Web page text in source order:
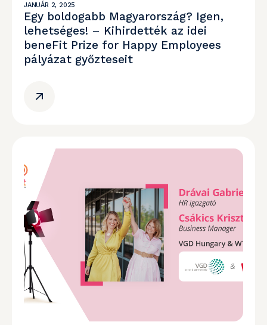
JANUÁR 2, 2025
Egy boldogabb Magyarország? Igen,
lehetséges! – Kihirdették az idei
beneFit Prize for Happy Employees
pályázat győzteseit